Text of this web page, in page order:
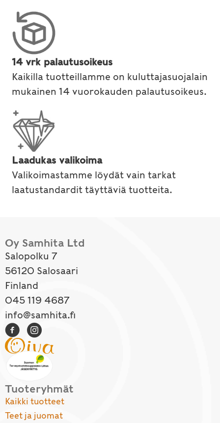
14 vrk palautusoikeus
Kaikilla tuotteillamme on kuluttajasuojalain
mukainen 14 vuorokauden palautusoikeus.
Laadukas valikoima
Valikoimastamme löydät vain tarkat
laatustandardit täyttäviä tuotteita.
Oy Samhita Ltd
Salopolku 7
56120 Salosaari
Finland
045 119 4687
info@samhita.fi
Tuoteryhmät
Kaikki tuotteet
Teet ja juomat